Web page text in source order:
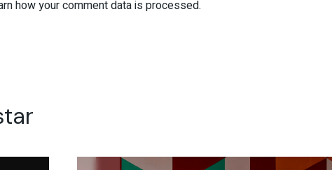
how your comment data is processed.